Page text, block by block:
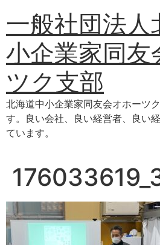
ン
テ
ツ
に
ス
キ
ッ
一般社団法人
小企業家同友
ツク支部
北海道中小企業家同友会オホーツ
す。良い会社、良い経営者、良い
ています。